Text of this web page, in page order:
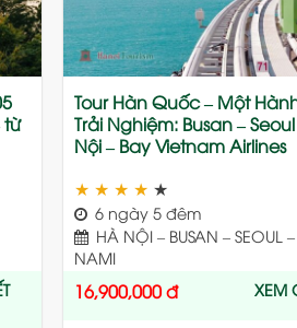
từ
Tour Hàn Quốc – Một
Trải Nghiệm: Busan –
Nội – Bay Vietnam Airlines
★ ★ ★ ★ ★
6 ngày 5 đêm
HÀ NỘI – BUSAN – SEOUL
NAMI
16,900,000đ XEM